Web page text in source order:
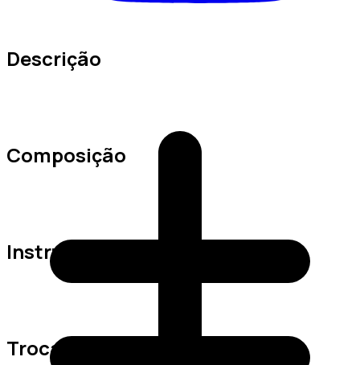
Descrição
Composição
Instruções de Lavagem
Trocas e Devoluções